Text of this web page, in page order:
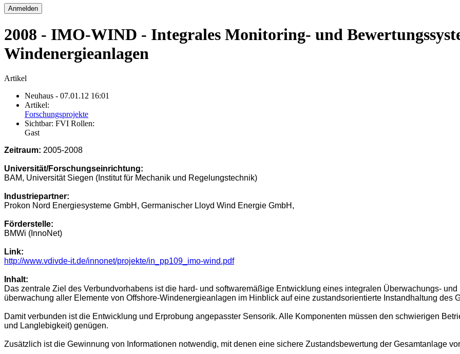
2008 - IMO-WIND - Integrales Monitoring- und
Windenergieanlagen
Artikel
Neuhaus - 07.01.12 16:01
Artikel:
Forschungsprojekte
Sichtbar: FVI Rollen:
Gast
Zeitraum: 2005-2008
Universität/Forschungseinrichtung:
BAM, Universität Siegen (Institut für Mechanik und Regelungstechnik)
Industriepartner:
Prokon Nord Energiesysteme GmbH, Germanischer Lloyd Wind Energie GmbH,
Förderstelle:
BMWi (InnoNet)
Link:
http://www.vdivde-it.de/innonet/projekte/in_pp109_imo-wind.pdf
Inhalt:
Das zentrale Ziel des Verbundvorhabens ist die hard- und softwaremäßige Entwicklung eines integralen Überwachungs-
überwachung aller Elemente von Offshore-Windenergieanlagen im Hinblick auf eine zustandsorientierte Instandhaltung des
Damit verbunden ist die Entwicklung und Erprobung angepasster Sensorik. Alle Komponenten müssen den schwierigen
und Langlebigkeit) genügen.
Zusätzlich ist die Gewinnung von Informationen notwendig, mit denen eine sichere Zustandsbewertung der Gesamtanlage